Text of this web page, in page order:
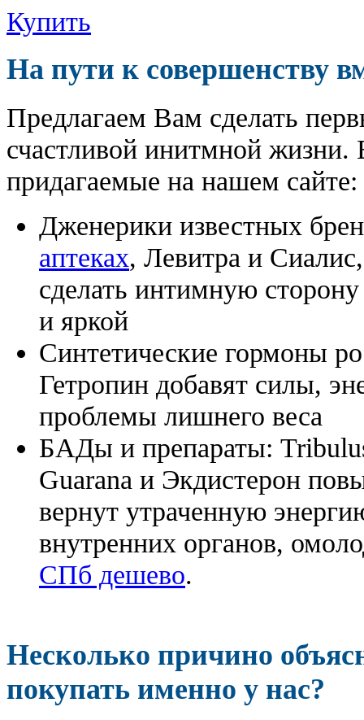
Купить
На пути к совершенству
Предлагаем Вам сделать
счастливой инитмной жизни.
придагаемые на нашем сайте:
Дженерики известных
аптеках, Левитра и
сделать интимную
и яркой
Синтетические гормоны
Гетропин добавят силы,
проблемы лишнего веса
БАДы и препараты:
Guarana и Экдистерон
вернут утраченную
внутренних органов,
СПб дешево.
Несколько причино
покупать именно у нас?